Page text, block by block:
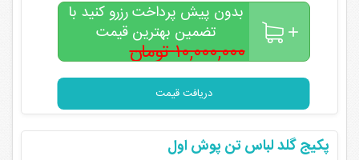
بدون پیش پرداخت رزرو کنید با
تضمین بهترین قیمت
۱۰,۰۰۰,۰۰۰ تومان
۷,۰۰۰,۰۰۰تومان
دریافت قیمت
پکیج گلد لباس تن پوش اول